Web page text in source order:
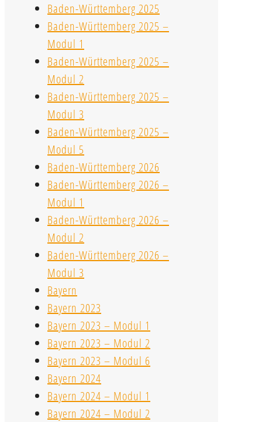
Baden-Württemberg 2025
Baden-Württemberg 2025 –
Modul 1
Baden-Württemberg 2025 –
Modul 2
Baden-Württemberg 2025 –
Modul 3
Baden-Württemberg 2025 –
Modul 5
Baden-Württemberg 2026
Baden-Württemberg 2026 –
Modul 1
Baden-Württemberg 2026 –
Modul 2
Baden-Württemberg 2026 –
Modul 3
Bayern
Bayern 2023
Bayern 2023 – Modul 1
Bayern 2023 – Modul 2
Bayern 2023 – Modul 6
Bayern 2024
Bayern 2024 – Modul 1
Bayern 2024 – Modul 2